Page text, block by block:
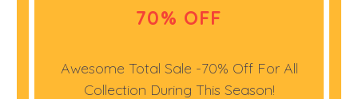
70% OFF
Awesome Total Sale -70% Off For All
Collection During This Season!